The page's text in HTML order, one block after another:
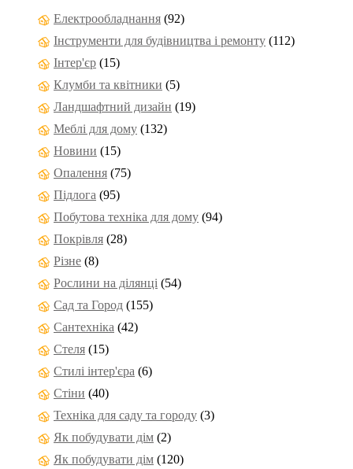
Електрообладнання (92)
Інструменти для будівництва і ремонту (112)
Інтер'єр (15)
Клумби та квітники (5)
Ландшафтний дизайн (19)
Меблі для дому (132)
Новини (15)
Опалення (75)
Підлога (95)
Побутова техніка для дому (94)
Покрівля (28)
Різне (8)
Рослини на ділянці (54)
Сад та Город (155)
Сантехніка (42)
Стеля (15)
Стилі інтер'єра (6)
Стіни (40)
Техніка для саду та городу (3)
Як побудувати дім (2)
Як побудувати дім (120)